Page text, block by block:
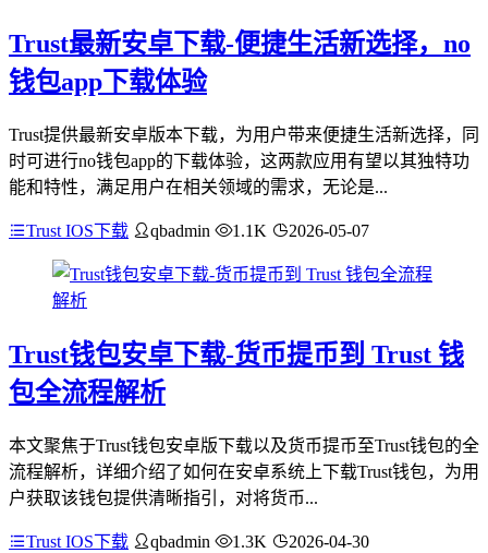
Trust最新安卓下载-便捷生活新选择，no
钱包app下载体验
Trust提供最新安卓版本下载，为用户带来便捷生活新选择，同
时可进行no钱包app的下载体验，这两款应用有望以其独特功
能和特性，满足用户在相关领域的需求，无论是...
Trust IOS下载 qbadmin 1.1K 2026-05-07
Trust钱包安卓下载-货币提币到 Trust 钱
包全流程解析
本文聚焦于Trust钱包安卓版下载以及货币提币至Trust钱包的全
流程解析，详细介绍了如何在安卓系统上下载Trust钱包，为用
户获取该钱包提供清晰指引，对将货币...
Trust IOS下载 qbadmin 1.3K 2026-04-30